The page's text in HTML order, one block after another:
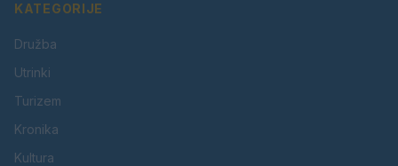
KATEGORIJE
Družba
Utrinki
Turizem
Kronika
Kultura